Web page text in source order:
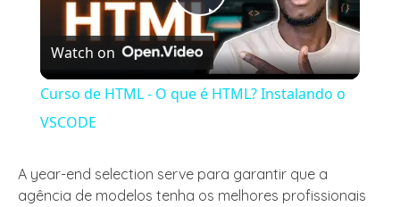
Play
Video
Watch on
Curso de HTML - O que é HTML? Instalando o
VSCODE
A year-end selection serve para garantir que a
agência de modelos tenha os melhores profissionais